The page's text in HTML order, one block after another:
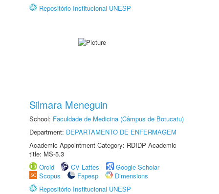
Repositório Institucional UNESP
Silmara Meneguin
School: Faculdade de Medicina (Câmpus de Botucatu)
Department: DEPARTAMENTO DE ENFERMAGEM
Academic Appointment Category: RDIDP Academic
title: MS-5.3
Orcid
CV Lattes
Google Scholar
Scopus
Fapesp
Dimensions
Repositório Institucional UNESP